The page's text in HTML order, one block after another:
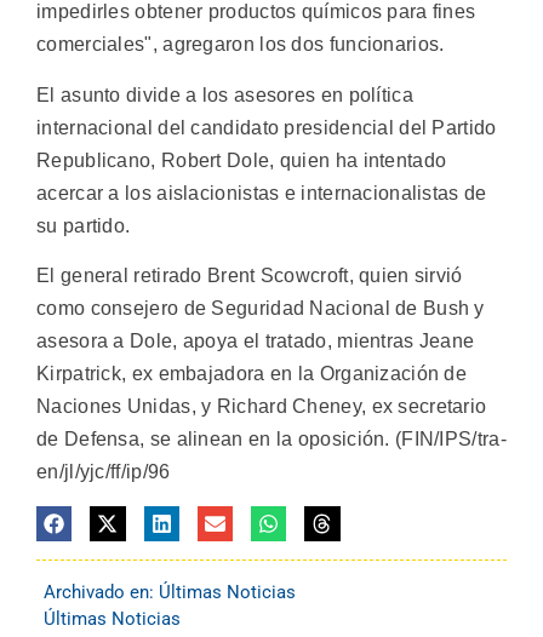
impedirles obtener productos químicos para fines
comerciales", agregaron los dos funcionarios.
El asunto divide a los asesores en política
internacional del candidato presidencial del Partido
Republicano, Robert Dole, quien ha intentado
acercar a los aislacionistas e internacionalistas de
su partido.
El general retirado Brent Scowcroft, quien sirvió
como consejero de Seguridad Nacional de Bush y
asesora a Dole, apoya el tratado, mientras Jeane
Kirpatrick, ex embajadora en la Organización de
Naciones Unidas, y Richard Cheney, ex secretario
de Defensa, se alinean en la oposición. (FIN/IPS/tra-
en/jl/yjc/ff/ip/96
Archivado en: Últimas Noticias
Últimas Noticias